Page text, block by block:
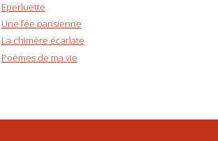
Eperluette
Une fée parisienne
La chimère écarlate
Poèmes de ma vie